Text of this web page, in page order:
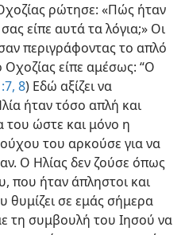
ρώτησε: «Πώς ήταν
είπε αυτά τα λόγια;» Οι
περιγράφοντας το απλό
είπε αμέσως: “Ο
8) Εδώ αξίζει να
ήταν τόσο απλή και
του ώστε και μόνο η
του αρκούσε για να
Ο Ηλίας δεν ζούσε όπως
που ήταν άπληστοι και
θυμίζει σε εμάς σήμερα
τη συμβουλή του Ιησού να